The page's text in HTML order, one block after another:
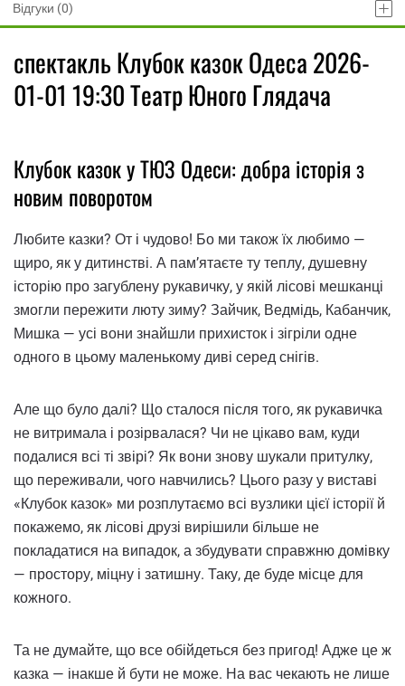
Відгуки (0)
спектакль Клубок казок Одеса 2026-
01-01 19:30 Театр Юного Глядача
Клубок казок у ТЮЗ Одеси: добра історія з
новим поворотом
Любите казки? От і чудово! Бо ми також їх любимо —
щиро, як у дитинстві. А пам’ятаєте ту теплу, душевну
історію про загублену рукавичку, у якій лісові мешканці
змогли пережити люту зиму? Зайчик, Ведмідь, Кабанчик,
Мишка — усі вони знайшли прихисток і зігріли одне
одного в цьому маленькому диві серед снігів.
Але що було далі? Що сталося після того, як рукавичка
не витримала і розірвалася? Чи не цікаво вам, куди
подалися всі ті звірі? Як вони знову шукали притулку,
що переживали, чого навчились? Цього разу у виставі
«Клубок казок» ми розплутаємо всі вузлики цієї історії й
покажемо, як лісові друзі вирішили більше не
покладатися на випадок, а збудувати справжню домівку
— простору, міцну і затишну. Таку, де буде місце для
кожного.
Та не думайте, що все обійдеться без пригод! Адже це ж
казка — інакше й бути не може. На вас чекають не лише